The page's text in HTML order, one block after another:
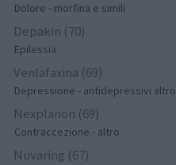
Dolore - morfina e simili
Depakin (70)
Epilessia
Venlafaxina (69)
Depressione - antidepressivi altro
Nexplanon (69)
Contraccezione - altro
Nuvaring (67)